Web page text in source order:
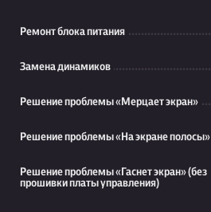
Ремонт блока питания
Замена динамиков
Решение проблемы «Мерцает экран»
Решение проблемы «На экране полосы»
Решение проблемы «Гаснет экран» (без
прошивки платы управления)